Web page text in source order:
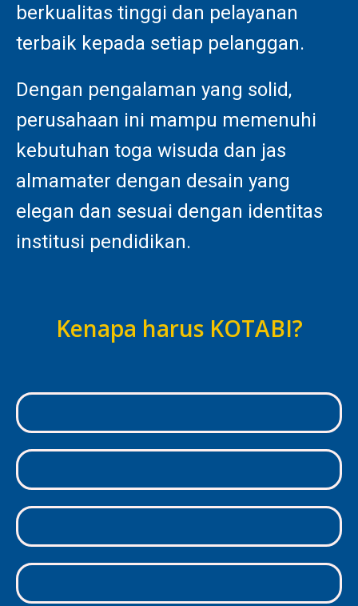
berkualitas tinggi dan pelayanan
terbaik kepada setiap pelanggan.
Dengan pengalaman yang solid,
perusahaan ini mampu memenuhi
kebutuhan toga wisuda dan jas
almamater dengan desain yang
elegan dan sesuai dengan identitas
institusi pendidikan.
Kenapa harus KOTABI?